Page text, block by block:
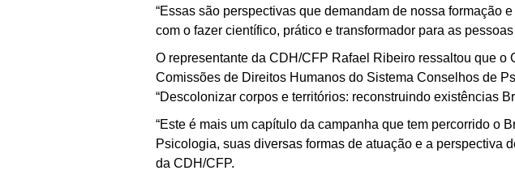
“Essas são perspectivas que demandam de nossa formação
com o fazer científico, prático e transformador para as
O representante da CDH/CFP Rafael Ribeiro ressaltou que
Comissões de Direitos Humanos do Sistema Conselhos de
“Descolonizar corpos e territórios: reconstruindo existências
“Este é mais um capítulo da campanha que tem percorrido o
Psicologia, suas diversas formas de atuação e a perspectiva
da CDH/CFP.